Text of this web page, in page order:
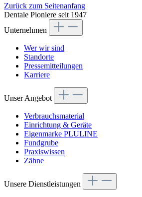
Zurück zum Seitenanfang
Dentale Pioniere seit 1947
Unternehmen
Wer wir sind
Standorte
Pressemitteilungen
Karriere
Unser Angebot
Verbrauchsmaterial
Einrichtung & Geräte
Eigenmarke PLULINE
Fundgrube
Praxiswissen
Zähne
Unsere Dienstleistungen